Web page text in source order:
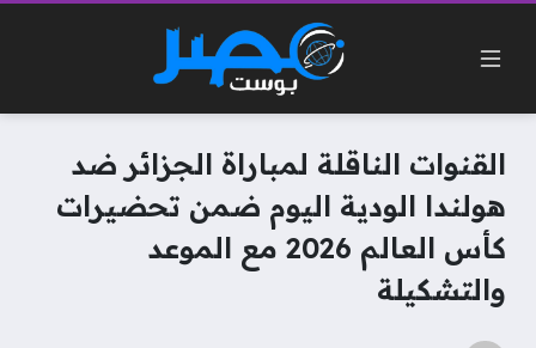
القنوات الناقلة لمباراة الجزائر ضد
هولندا الودية اليوم ضمن تحضيرات
كأس العالم 2026 مع الموعد
والتشكيلة